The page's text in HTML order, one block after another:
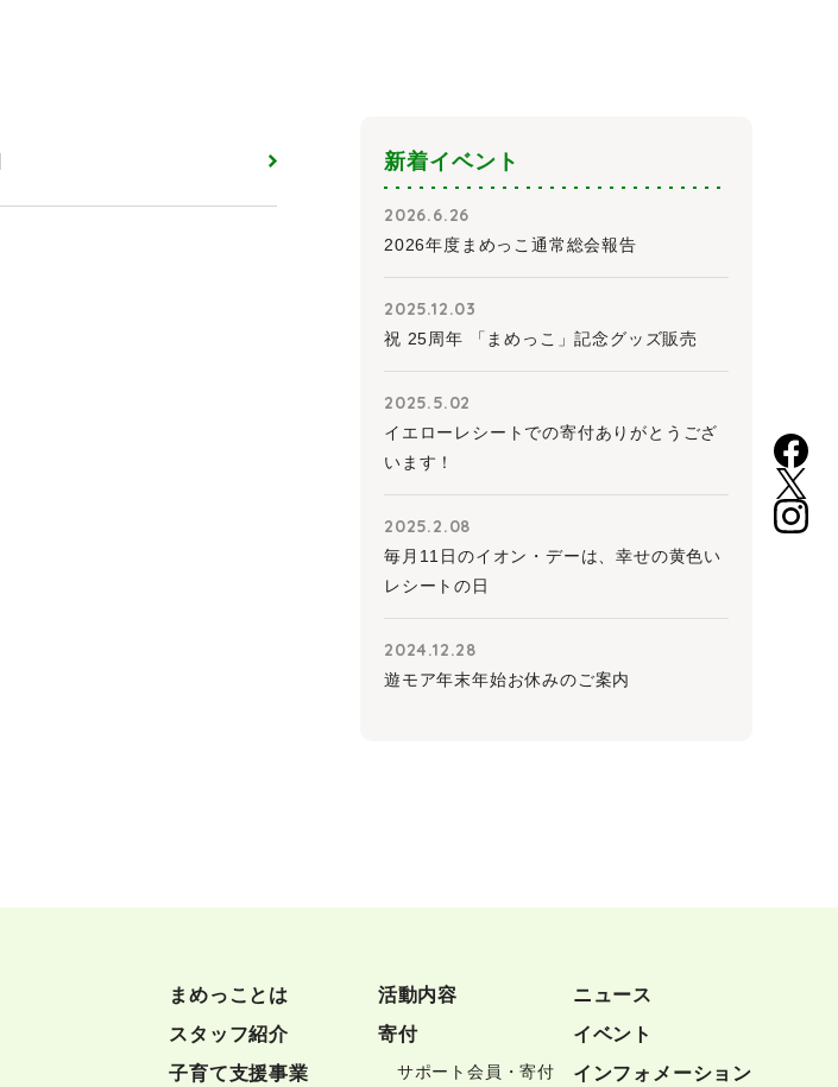
新着イベント
2026.6.26
2026年度まめっこ通常総会報告
2025.12.03
祝 25周年 「まめっこ」記念グッズ販売
2025.5.02
イエローレシートでの寄付ありがとうござ
います！
2025.2.08
毎月11日のイオン・デーは、幸せの黄色い
レシートの日
2024.12.28
遊モア年末年始お休みのご案内
まめっことは
スタッフ紹介
子育て支援事業
活動内容
寄付
サポート会員・寄付
ニュース
イベント
インフォメーション